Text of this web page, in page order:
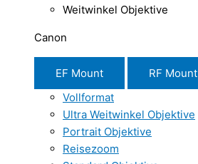
Weitwinkel Objektive
Canon
EF Mount
RF Mount
Vollformat
Ultra Weitwinkel Objektive
Portrait Objektive
Reisezoom